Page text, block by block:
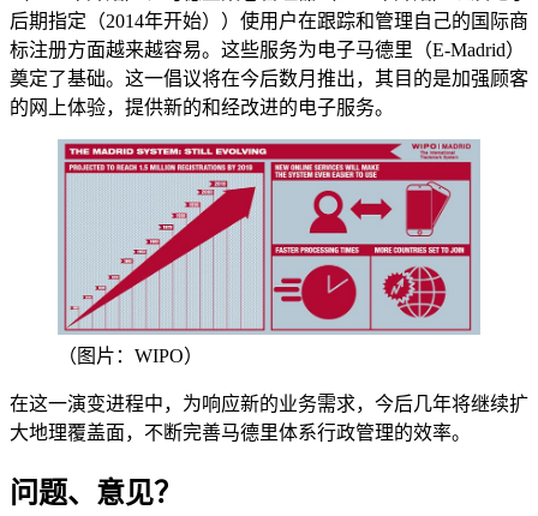
后期指定（2014年开始））使用户在跟踪和管理自己的国际商
标注册方面越来越容易。这些服务为电子马德里（E-Madrid）
奠定了基础。这一倡议将在今后数月推出，其目的是加强顾客
的网上体验，提供新的和经改进的电子服务。
（图片：WIPO）
在这一演变进程中，为响应新的业务需求，今后几年将继续扩
大地理覆盖面，不断完善马德里体系行政管理的效率。
问题、意见？